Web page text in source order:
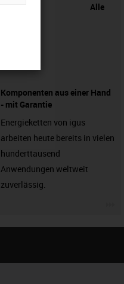
Alle
Komponenten aus einer Hand
- mit Garantie
Energieketten von igus
arbeiten heute bereits in vielen
hunderttausend
Anwendungen weltweit
zuverlässig.